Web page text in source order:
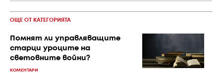
ОЩЕ ОТ КАТЕГОРИЯТА
Помнят ли управляващите
старци уроците на
световните войни?
КОМЕНТАРИ